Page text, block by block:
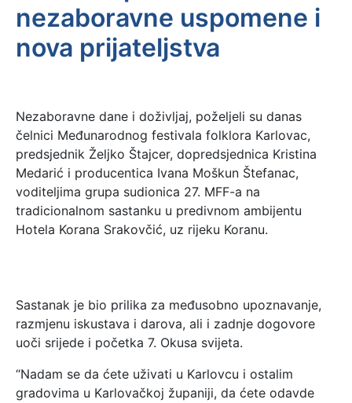
nezaboravne uspomene i
nova prijateljstva
Nezaboravne dane i doživljaj, poželjeli su danas
čelnici Međunarodnog festivala folklora Karlovac,
predsjednik Željko Štajcer, dopredsjednica Kristina
Medarić i producentica Ivana Moškun Štefanac,
voditeljima grupa sudionica 27. MFF-a na
tradicionalnom sastanku u predivnom ambijentu
Hotela Korana Srakovčić, uz rijeku Koranu.
Sastanak je bio prilika za međusobno upoznavanje,
razmjenu iskustava i darova, ali i zadnje dogovore
uoči srijede i početka 7. Okusa svijeta.
“Nadam se da ćete uživati u Karlovcu i ostalim
gradovima u Karlovačkoj županiji, da ćete odavde